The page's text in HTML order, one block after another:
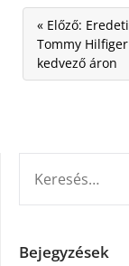
« Előző: Eredeti
Tommy
kedvező áron
Bejegyzések